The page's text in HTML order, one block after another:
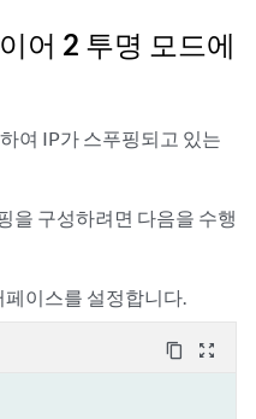
어 2 투명 모드에
여 IP가 스푸핑되고 있는
을 구성하려면 다음을 수행
이스를 설정합니다.
content_copy zoom_out_map